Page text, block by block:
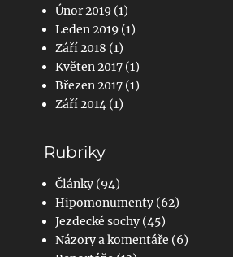
Únor 2019 (1)
Leden 2019 (1)
Září 2018 (1)
Květen 2017 (1)
Březen 2017 (1)
Září 2014 (1)
Rubriky
Články (94)
Hipomonumenty (62)
Jezdecké sochy (45)
Názory a komentáře (6)